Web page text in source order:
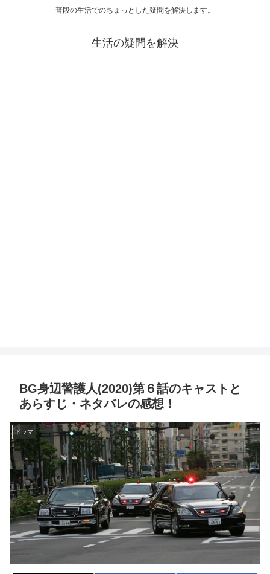
普段の生活でのちょっとした疑問を解決します。
生活の疑問を解決
BG身辺警護人(2020)第６話のキャストと
あらすじ・ネタバレの感想！
ドラマ